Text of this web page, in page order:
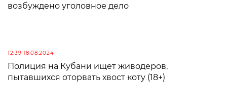
возбуждено уголовное дело
12:39 18.08.2024
Полиция на Кубани ищет живодеров,
пытавшихся оторвать хвост коту (18+)